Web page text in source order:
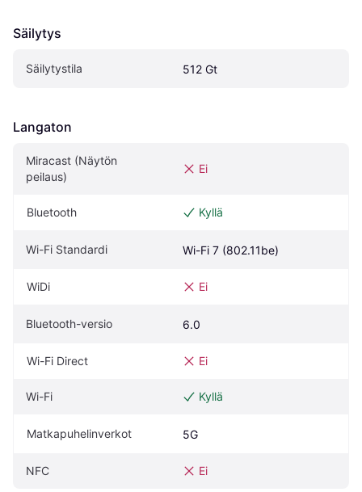
Säilytys
Säilytystila 512 Gt
Langaton
Miracast (Näytön
peilaus)
Ei
Bluetooth Kyllä
Wi-Fi Standardi Wi-Fi 7 (802.11be)
WiDi Ei
Bluetooth-versio 6.0
Wi-Fi Direct Ei
Wi-Fi Kyllä
Matkapuhelinverkot 5G
NFC Ei